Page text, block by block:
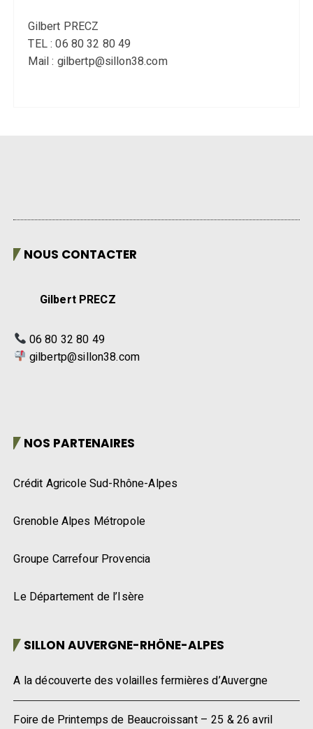
Gilbert PRECZ
TEL : 06 80 32 80 49
Mail : gilbertp@sillon38.com
NOUS CONTACTER
Gilbert PRECZ
06 80 32 80 49
gilbertp@sillon38.com
NOS PARTENAIRES
Crédit Agricole Sud-Rhône-Alpes
Grenoble Alpes Métropole
Groupe Carrefour Provencia
Le Département de l’Isère
SILLON AUVERGNE-RHÔNE-ALPES
A la découverte des volailles fermières d’Auvergne
Foire de Printemps de Beaucroissant – 25 & 26 avril